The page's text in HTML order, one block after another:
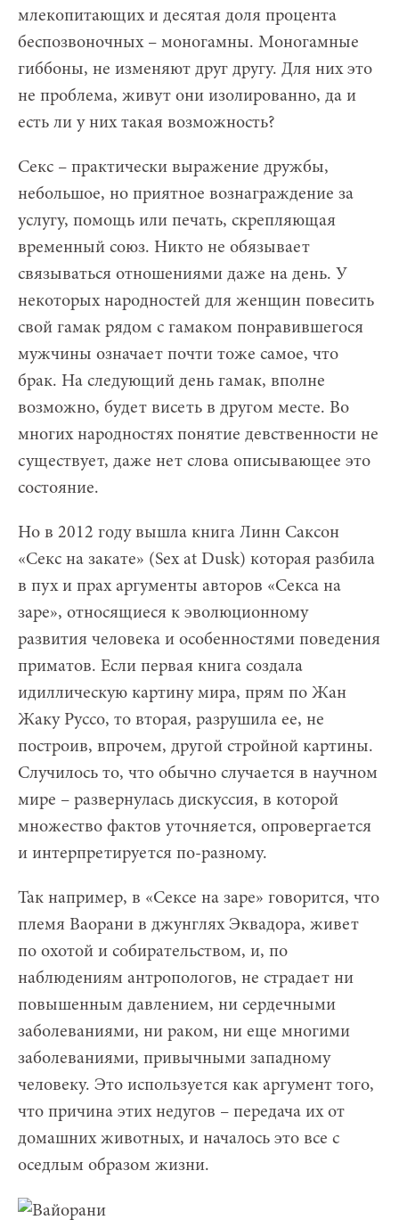
млекопитающих и десятая доля процента
беспозвоночных – моногамны. Моногамные
гиббоны, не изменяют друг другу. Для них это
не проблема, живут они изолированно, да и
есть ли у них такая возможность?
Секс – практически выражение дружбы,
небольшое, но приятное вознаграждение за
услугу, помощь или печать, скрепляющая
временный союз. Никто не обязывает
связываться отношениями даже на день. У
некоторых народностей для женщин повесить
свой гамак рядом с гамаком понравившегося
мужчины означает почти тоже самое, что
брак. На следующий день гамак, вполне
возможно, будет висеть в другом месте. Во
многих народностях понятие девственности не
существует, даже нет слова описывающее это
состояние.
Но в 2012 году вышла книга Линн Саксон
«Секс на закате» (Sex at Dusk) которая разбила
в пух и прах аргументы авторов «Секса на
заре», относящиеся к эволюционному
развития человека и особенностями поведения
приматов. Если первая книга создала
идиллическую картину мира, прям по Жан
Жаку Руссо, то вторая, разрушила ее, не
построив, впрочем, другой стройной картины.
Случилось то, что обычно случается в научном
мире – развернулась дискуссия, в которой
множество фактов уточняется, опровергается
и интерпретируется по-разному.
Так например, в «Сексе на заре» говорится, что
племя Ваорани в джунглях Эквадора, живет
по охотой и собирательством, и, по
наблюдениям антропологов, не страдает ни
повышенным давлением, ни сердечными
заболеваниями, ни раком, ни еще многими
заболеваниями, привычными западному
человеку. Это используется как аргумент того,
что причина этих недугов – передача их от
домашних животных, и началось это все с
оседлым образом жизни.